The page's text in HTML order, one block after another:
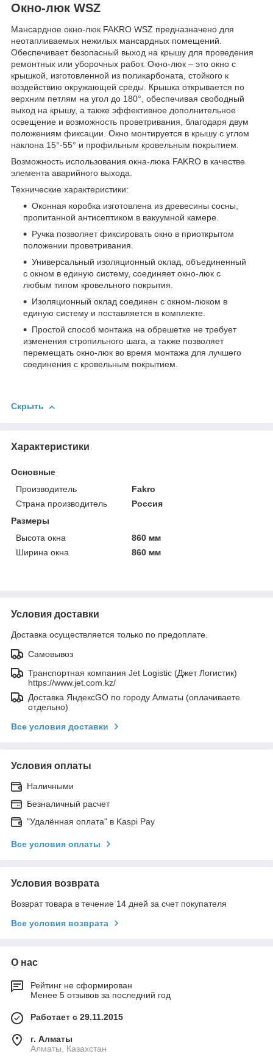
Окно-люк WSZ
Мансардное окно-люк FAKRO WSZ предназначено для
неотапливаемых нежилых мансардных помещений.
Обеспечивает безопасный выход на крышу для проведения
ремонтных или уборочных работ. Окно-люк – это окно с
крышкой, изготовленной из поликарбоната, стойкого к
воздействию окружающей среды. Крышка открывается по
верхним петлям на угол до 180°, обеспечивая свободный
выход на крышу, а также эффективное дополнительное
освещение и возможность проветривания, благодаря двум
положениям фиксации. Окно монтируется в крышу с углом
наклона 15°-55° и профильным кровельным покрытием.
Возможность использования окна-люка FAKRO в качестве
элемента аварийного выхода.
Технические характеристики:
Оконная коробка изготовлена из древесины сосны,
пропитанной антисептиком в вакуумной камере.
Ручка позволяет фиксировать окно в приоткрытом
положении проветривания.
Универсальный изоляционный оклад, объединенный
с окном в единую систему, соединяет окно-люк с
любым типом кровельного покрытия.
Изоляционный оклад соединен с окном-люком в
единую систему и поставляется в комплекте.
Простой способ монтажа на обрешетке не требует
изменения стропильного шага, а также позволяет
перемещать окно-люк во время монтажа для лучшего
соединения с кровельным покрытием.
Скрыть
Характеристики
Основные
Производитель
Fakro
Страна производитель
Россия
Размеры
Высота окна
860 мм
Ширина окна
860 мм
Условия доставки
Доставка осуществляется только по предоплате.
Самовывоз
Транспортная компания Jet Logistic (Джет Логистик)
https://www.jet.com.kz/
Доставка ЯндексGO по городу Алматы (оплачиваете
отдельно)
Все условия доставки
Условия оплаты
Наличными
Безналичный расчет
"Удалённая оплата" в Kaspi Pay
Все условия оплаты
Условия возврата
Возврат товара в течение 14 дней за счет покупателя
Все условия возврата
О нас
Рейтинг не сформирован
Менее 5 отзывов за последний год
Работает с 29.11.2015
г. Алматы
Алматы, Казахстан